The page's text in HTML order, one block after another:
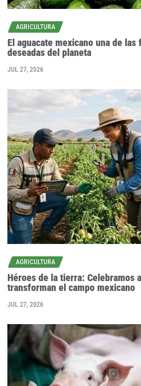
AGRICULTURA
El aguacate mexicano una de las
deseadas del planeta
JUL 27, 2026
AGRICULTURA
Héroes de la tierra: Celebramos
transforman el campo mexicano
JUL 27, 2026